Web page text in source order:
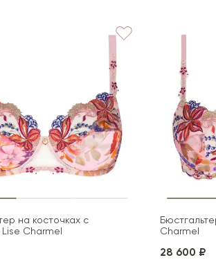
на косточках с
Charmel
Charmel
28 600 ₽